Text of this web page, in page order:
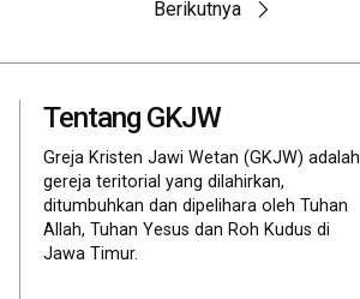
Berikutnya
Tentang GKJW
Greja Kristen Jawi Wetan (GKJW) adalah
gereja teritorial yang dilahirkan,
ditumbuhkan dan dipelihara oleh Tuhan
Allah, Tuhan Yesus dan Roh Kudus di
Jawa Timur.